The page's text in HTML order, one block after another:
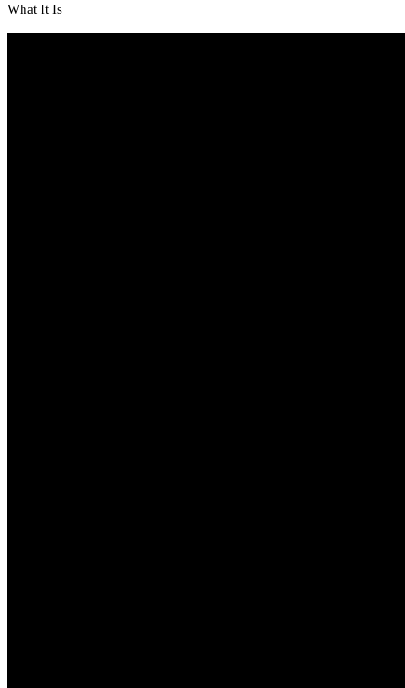
What It Is